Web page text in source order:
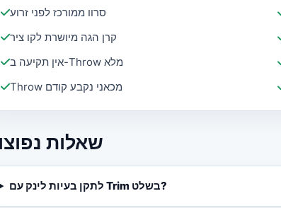
סרוו ממורכז לפני זרוע
קרן הגה מיושרת לקו ציר
אין תקיעה ב-Throw מלא
Throw מכאני נקבע קודם
שאלות
לתקן בעיות לינק עם Trim בשלט?